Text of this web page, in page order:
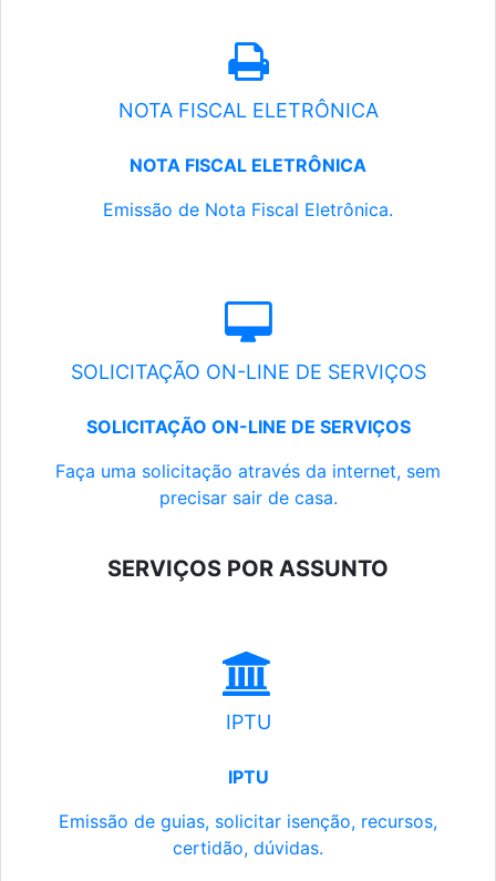
NOTA FISCAL ELETRÔNICA
NOTA FISCAL ELETRÔNICA
Emissão de Nota Fiscal Eletrônica.
SOLICITAÇÃO ON-LINE DE SERVIÇOS
SOLICITAÇÃO ON-LINE DE SERVIÇOS
Faça uma solicitação através da internet, sem
precisar sair de casa.
SERVIÇOS POR ASSUNTO
IPTU
IPTU
Emissão de guias, solicitar isenção, recursos,
certidão, dúvidas.